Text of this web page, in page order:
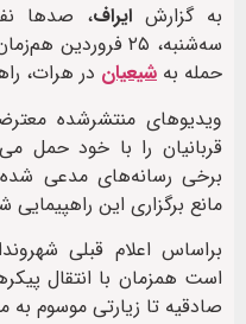
به گزارش ایراف، صدها
سه‌شنبه، ۲۵
حمله به شیعیان در هرات،
ویدیوهای منتشرشده
قربانیان را با خود حمل
برخی رسانه‌های مدعی شده
مانع برگزاری این
براساس اعلام قبلی
است همزمان با انتقال
صادقیه تا زیارتی موسوم به